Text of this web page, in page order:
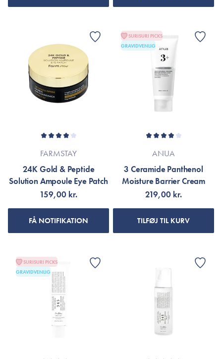
FARMSTAY
24K Gold & Peptide
Solution Ampoule Eye Patch
159,00 kr.
FÅ NOTIFIKATION
SURISURI PICKS
GRAVIDVENLIG
ANUA
3 Ceramide Panthenol
Moisture Barrier Cream
219,00 kr.
TILFØJ TIL KURV
SURISURI PICKS
GRAVIDVENLIG